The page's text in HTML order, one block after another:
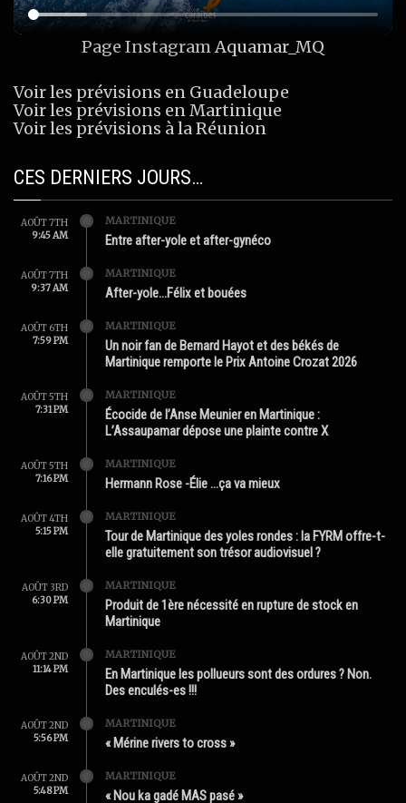
Page InstagramAquamar_MQ
Voir les prévisions en Guadeloupe
Voir les prévisions en Martinique
Voir les prévisions à la Réunion
CES DERNIERS JOURS…
AOÛT 7TH
9:45 AM
MARTINIQUE
Entre after-yole et after-gynéco
AOÛT 7TH
9:37 AM
MARTINIQUE
After-yole…Félix et bouées
AOÛT 6TH
7:59 PM
MARTINIQUE
Un noir fan de Bernard Hayot et des békés de
Martinique remporte le Prix Antoine Crozat 2026
AOÛT 5TH
7:31 PM
MARTINIQUE
Écocide de l’Anse Meunier en Martinique :
L’Assaupamar dépose une plainte contre X
AOÛT 5TH
7:16 PM
MARTINIQUE
Hermann Rose -Élie …ça va mieux
AOÛT 4TH
5:15 PM
MARTINIQUE
Tour de Martinique des yoles rondes : la FYRM offre-t-
elle gratuitement son trésor audiovisuel ?
AOÛT 3RD
6:30 PM
MARTINIQUE
Produit de 1ère nécessité en rupture de stock en
Martinique
AOÛT 2ND
11:14 PM
MARTINIQUE
En Martinique les pollueurs sont des ordures ? Non.
Des enculés-es !!!
AOÛT 2ND
5:56 PM
MARTINIQUE
« Mérine rivers to cross »
AOÛT 2ND
5:48 PM
MARTINIQUE
« Nou ka gadé MAS pasé »